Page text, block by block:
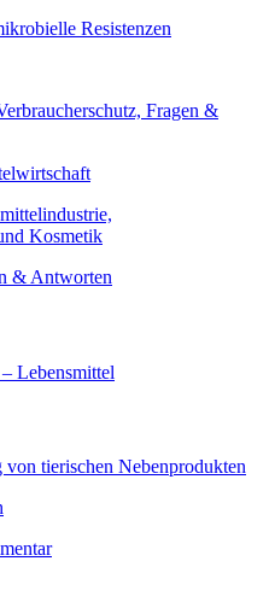
Resistenzen
Fragen &
Kosmetik
& Antworten
Lebensmittel
tierischen Nebenprodukten